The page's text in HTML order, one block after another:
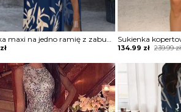
Sukienka maxi na jedno ramię z zabudowanym dekoltem
zł 239.99zł
Original
was:
239.99 zł.
134.99 zł
Current
is:
134.99 zł.